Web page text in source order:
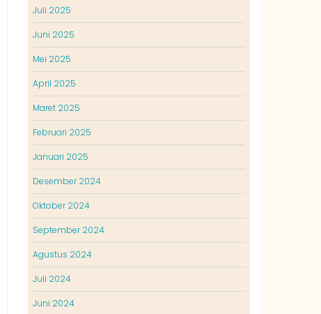
Juli 2025
Juni 2025
Mei 2025
April 2025
Maret 2025
Februari 2025
Januari 2025
Desember 2024
Oktober 2024
September 2024
Agustus 2024
Juli 2024
Juni 2024